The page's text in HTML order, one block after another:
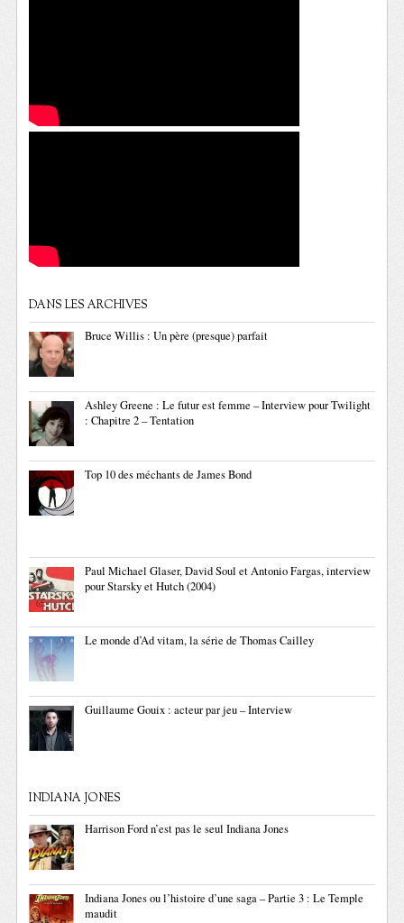
DANS LES ARCHIVES
Bruce Willis : Un père (presque) parfait
Ashley Greene : Le futur est femme – Interview pour Twilight
: Chapitre 2 – Tentation
Top 10 des méchants de James Bond
Paul Michael Glaser, David Soul et Antonio Fargas, interview
pour Starsky et Hutch (2004)
Le monde d’Ad vitam, la série de Thomas Cailley
Guillaume Gouix : acteur par jeu – Interview
INDIANA JONES
Harrison Ford n’est pas le seul Indiana Jones
Indiana Jones ou l’histoire d’une saga – Partie 3 : Le Temple
maudit